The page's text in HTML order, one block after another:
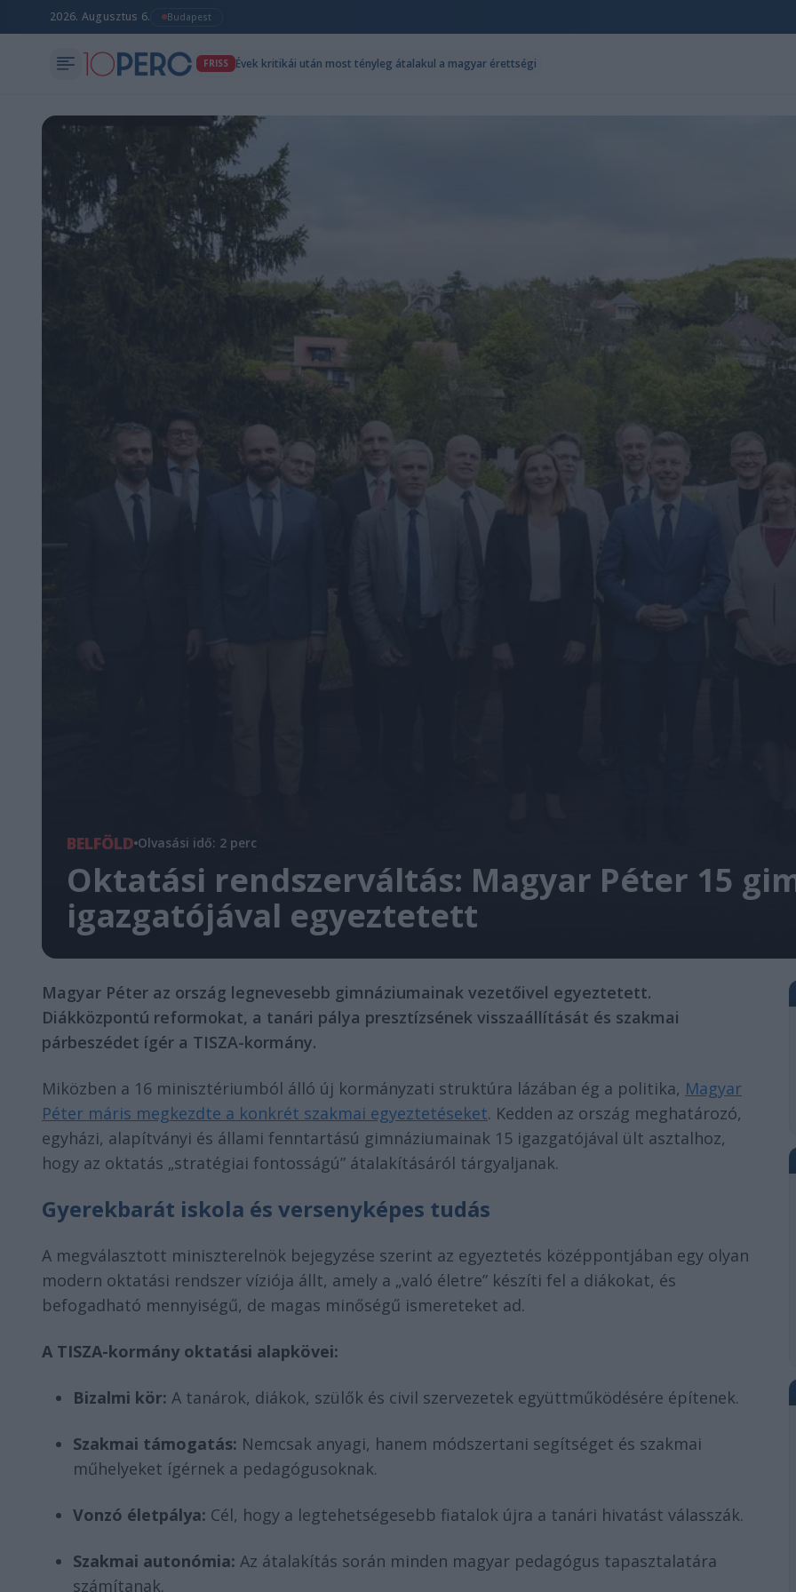
2026. Augusztus 6. Budapest
FRISS Évek kritikái után most tényleg átalakul a magyar érettségi
BELFÖLD Olvasási idő: 2 perc
Oktatási rendszerváltás: Magyar Péter 15
igazgatójával egyeztetett
Magyar Péter az ország legnevesebb gimnáziumainak vezetőivel egyeztetett.
Diákközpontú reformokat, a tanári pálya presztízsének visszaállítását és szakmai
párbeszédet ígér a TISZA-kormány.
Miközben a 16 minisztériumból álló új kormányzati struktúra lázában ég a politika, Magyar
Péter máris megkezdte a konkrét szakmai egyeztetéseket. Kedden az ország meghatározó,
egyházi, alapítványi és állami fenntartású gimnáziumainak 15 igazgatójával ült asztalhoz,
hogy az oktatás „stratégiai fontosságú” átalakításáról tárgyaljanak.
Gyerekbarát iskola és versenyképes tudás
A megválasztott miniszterelnök bejegyzése szerint az egyeztetés középpontjában egy olyan
modern oktatási rendszer víziója állt, amely a „való életre” készíti fel a diákokat, és
befogadható mennyiségű, de magas minőségű ismereteket ad.
A TISZA-kormány oktatási alapkövei:
Bizalmi kör: A tanárok, diákok, szülők és civil szervezetek együttműködésére építenek.
Szakmai támogatás: Nemcsak anyagi, hanem módszertani segítséget és szakmai
műhelyeket ígérnek a pedagógusoknak.
Vonzó életpálya: Cél, hogy a legtehetségesebb fiatalok újra a tanári hivatást válasszák.
Szakmai autonómia: Az átalakítás során minden magyar pedagógus tapasztalatára
számítanak.